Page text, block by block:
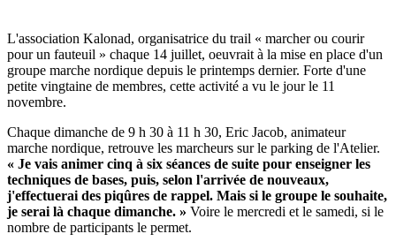
L'association Kalonad, organisatrice du trail « marcher ou courir
pour un fauteuil » chaque 14 juillet, oeuvrait à la mise en place d'un
groupe marche nordique depuis le printemps dernier. Forte d'une
petite vingtaine de membres, cette activité a vu le jour le 11
novembre.
Chaque dimanche de 9 h 30 à 11 h 30, Eric Jacob, animateur
marche nordique, retrouve les marcheurs sur le parking de l'Atelier.
« Je vais animer cinq à six séances de suite pour enseigner les
techniques de bases, puis, selon l'arrivée de nouveaux,
j'effectuerai des piqûres de rappel. Mais si le groupe le souhaite,
je serai là chaque dimanche. » Voire le mercredi et le samedi, si le
nombre de participants le permet.